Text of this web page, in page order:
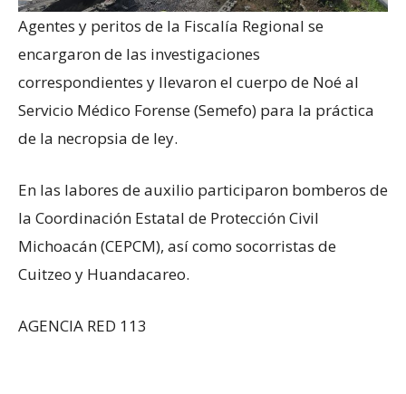
Agentes y peritos de la Fiscalía Regional se
encargaron de las investigaciones
correspondientes y llevaron el cuerpo de Noé al
Servicio Médico Forense (Semefo) para la práctica
de la necropsia de ley.
En las labores de auxilio participaron bomberos de
la Coordinación Estatal de Protección Civil
Michoacán (CEPCM), así como socorristas de
Cuitzeo y Huandacareo.
AGENCIA RED 113